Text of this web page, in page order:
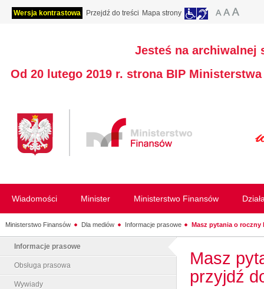
Wersja kontrastowa Przejdź do treści Mapa strony
Jesteś na archiwalnej
Od 20 lutego 2019 r. strona BIP
Wiadomości Minister Ministerstwo Finansów
Ministerstwo Finansów Dla mediów Informacje prasowe Masz pytania o roczny
Informacje prasowe
Obsługa prasowa
Wywiady
Masz
przyjdź